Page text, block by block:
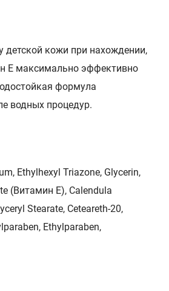
детской кожи при нахождении,
Е максимально эффективно
формула
водных процедур.
Ethylhexyl Triazone, Glycerin,
(Витамин Е), Calendula
Stearate, Ceteareth-20,
Ethylparaben,